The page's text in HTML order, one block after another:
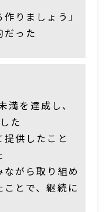
りましょう」
だった
を達成し、
た
供したこと
がら取り組め
とで、継続に